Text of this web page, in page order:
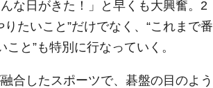
な日がきた！」と早くも大興奮。2
たいこと”だけでなく、“これまで番
と”も特別に行なっていく。
合したスポーツで、碁盤の目のよう